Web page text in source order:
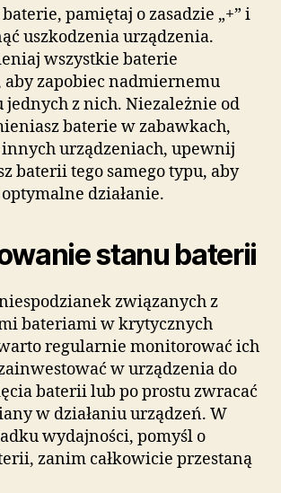
pamiętaj o zasadzie „+” i
uszkodzenia urządzenia.
wszystkie baterie
aby zapobiec nadmiernemu
jednych z nich. Niezależnie od
baterie w zabawkach,
urządzeniach, upewnij
baterii tego samego typu, aby
działanie.
stanu baterii
związanych z
bateriami w krytycznych
regularnie monitorować ich
w urządzenia do
baterii lub po prostu zwracać
w działaniu urządzeń. W
wydajności, pomyśl o
zanim całkowicie przestaną